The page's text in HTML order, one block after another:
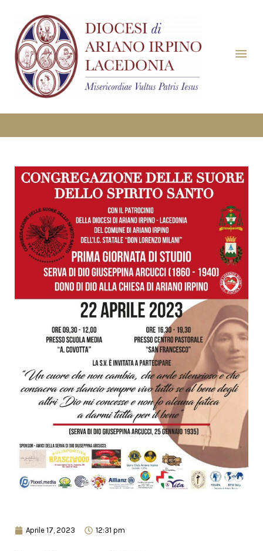
Aprile 17, 2023 12:31 pm